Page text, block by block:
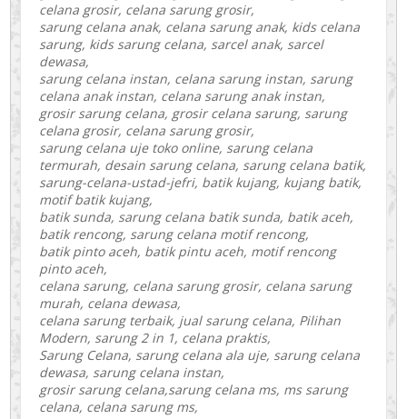
celana grosir, celana sarung grosir,
sarung celana anak, celana sarung anak, kids celana
sarung, kids sarung celana, sarcel anak, sarcel
dewasa,
sarung celana instan, celana sarung instan, sarung
celana anak instan, celana sarung anak instan,
grosir sarung celana, grosir celana sarung, sarung
celana grosir, celana sarung grosir,
sarung celana uje toko online, sarung celana
termurah, desain sarung celana, sarung celana batik,
sarung-celana-ustad-jefri, batik kujang, kujang batik,
motif batik kujang,
batik sunda, sarung celana batik sunda, batik aceh,
batik rencong, sarung celana motif rencong,
batik pinto aceh, batik pintu aceh, motif rencong
pinto aceh,
celana sarung, celana sarung grosir, celana sarung
murah, celana dewasa,
celana sarung terbaik, jual sarung celana, Pilihan
Modern, sarung 2 in 1, celana praktis,
Sarung Celana, sarung celana ala uje, sarung celana
dewasa, sarung celana instan,
grosir sarung celana,sarung celana ms, ms sarung
celana, celana sarung ms,